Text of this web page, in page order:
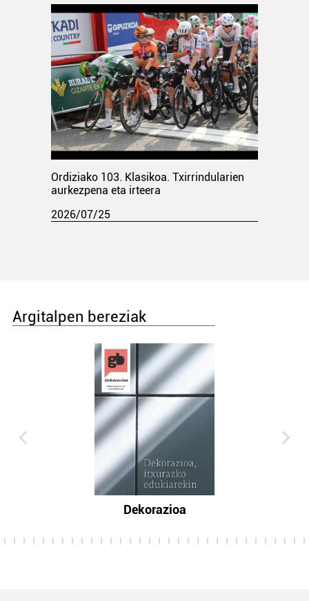
Ordiziako 103. Klasikoa. Txirrindularien
aurkezpena eta irteera
2026/07/25
Argitalpen bereziak
Dekorazioa